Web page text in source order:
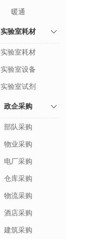
暖通
实验室耗材
实验室耗材
实验室设备
实验室试剂
政企采购
部队采购
物业采购
电厂采购
仓库采购
物流采购
酒店采购
建筑采购